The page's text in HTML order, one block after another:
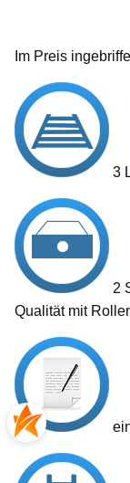
Im Preis
3
2
Qualität mit